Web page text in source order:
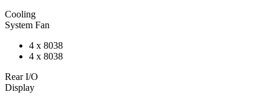
Cooling
System Fan
4 x 8038
4 x 8038
Rear I/O
Display